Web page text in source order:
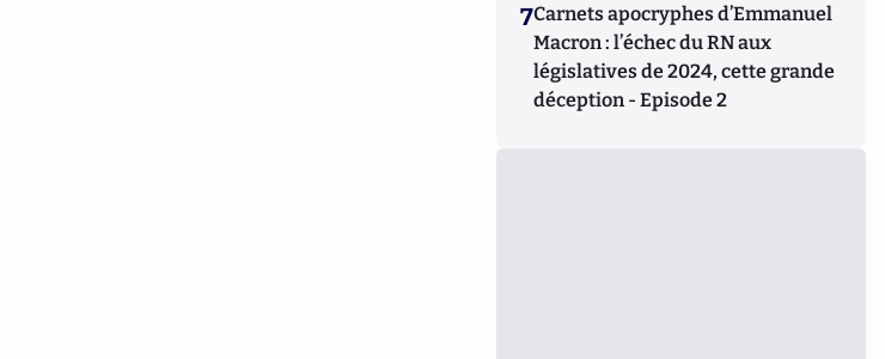
7Carnets apocryphes d’Emmanuel
Macron : l’échec du RN aux
législatives de 2024, cette grande
déception - Episode 2